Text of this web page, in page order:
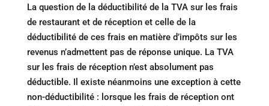
La question de la déductibilité de la TVA sur les frais
de restaurant et de réception et celle de la
déductibilité de ces frais en matière d’impôts sur les
revenus n’admettent pas de réponse unique. La TVA
sur les frais de réception n’est absolument pas
déductible. Il existe néanmoins une exception à cette
non-déductibilité : lorsque les frais de réception ont